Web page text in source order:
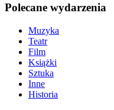
Polecane wydarzenia
Muzyka
Teatr
Film
Książki
Sztuka
Inne
Historia